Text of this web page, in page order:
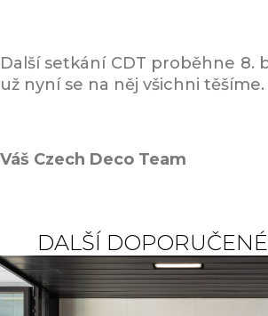
Další setkání CDT proběhne 8.
už nyní se na něj všichni těšíme.
Váš Czech Deco Team
DALŠÍ